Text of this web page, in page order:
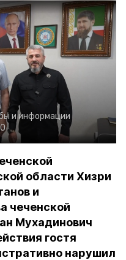
и информации
области Хизри
и
чеченской
Мухадинович
гостя
нарушил